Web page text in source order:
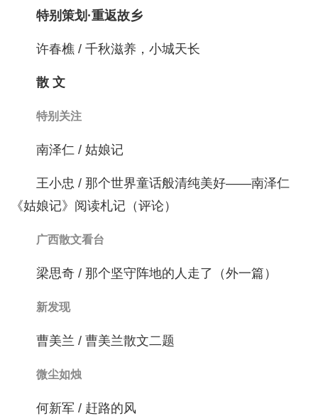
特别策划·重返故乡
许春樵 / 千秋滋养，小城天长
散 文
特别关注
南泽仁 / 姑娘记
王小忠 / 那个世界童话般清纯美好——南泽仁
《姑娘记》阅读札记（评论）
广西散文看台
梁思奇 / 那个坚守阵地的人走了（外一篇）
新发现
曹美兰 / 曹美兰散文二题
微尘如烛
何新军 / 赶路的风